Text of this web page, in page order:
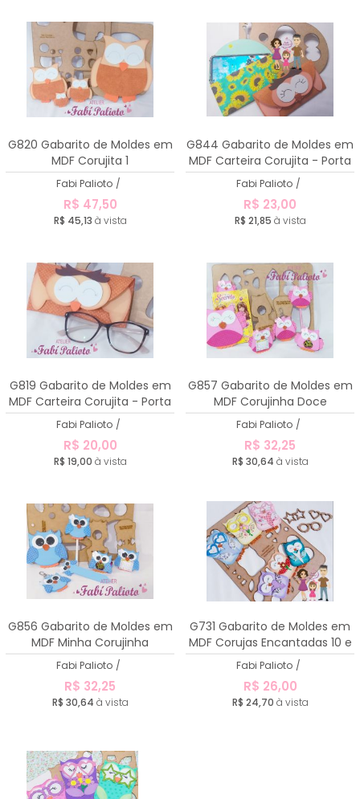
G820 Gabarito de Moldes em
MDF Corujita 1
Fabi Palioto /
R$ 47,50
R$ 45,13 à vista
G844 Gabarito de Moldes em
MDF Carteira Corujita - Porta
Celular
Fabi Palioto /
R$ 23,00
R$ 21,85 à vista
G819 Gabarito de Moldes em
MDF Carteira Corujita - Porta
óculos
Fabi Palioto /
R$ 20,00
R$ 19,00 à vista
G857 Gabarito de Moldes em
MDF Corujinha Doce
Fabi Palioto /
R$ 32,25
R$ 30,64 à vista
G856 Gabarito de Moldes em
MDF Minha Corujinha
Fabi Palioto /
R$ 32,25
R$ 30,64 à vista
G731 Gabarito de Moldes em
MDF Corujas Encantadas 10 e
15cm
Fabi Palioto /
R$ 26,00
R$ 24,70 à vista